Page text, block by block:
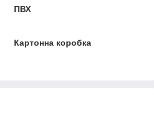
ПВХ
Картонна коробка